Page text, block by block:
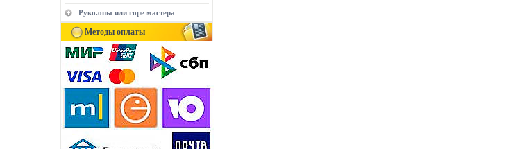
Руко.опы или горе мастера
Методы оплаты